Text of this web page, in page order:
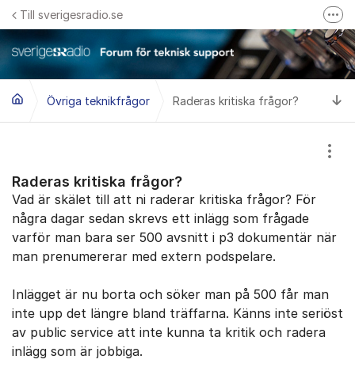
Hoppa till innehåll
Till sverigesradio.se
Frågor & svar om Sveriges Radio
Felanmäl problem med radiomottagning hos Teracom
Övriga teknikfrågor Raderas kritiska frågor?
Raderas kritiska frågor?
Vad är skälet till att ni raderar kritiska frågor? För
några dagar sedan skrevs ett inlägg som frågade
varför man bara ser 500 avsnitt i p3 dokumentär när
man prenumererar med extern podspelare.
Inlägget är nu borta och söker man på 500 får man
inte upp det längre bland träffarna. Känns inte seriöst
av public service att inte kunna ta kritik och radera
inlägg som är jobbiga.